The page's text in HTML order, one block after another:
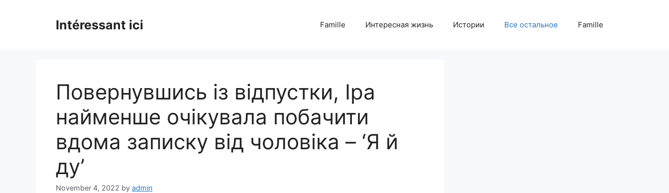
Intéressant ici Famille Интересная жизнь Истории Все остальное Famille
Повернувшись із відпустки, Іра
найменше очікувала побачити
вдома записку від чоловіка – ‘Я й
ду’
November 4, 2022 by admin